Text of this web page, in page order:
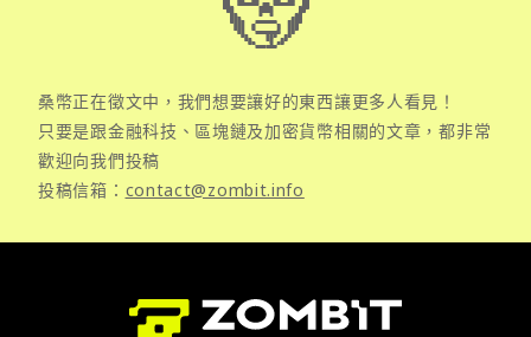
桑幣正在徵文中，我們想要讓好的東西讓更多人看見！
只要是跟金融科技、區塊鏈及加密貨幣相關的文章，都非常
歡迎向我們投稿
投稿信箱： contact@zombit.info